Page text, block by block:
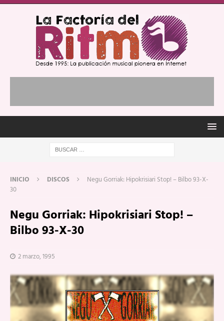
INICIO DISCOS
Negu Gorriak: Hipokrisiari Stop! – Bilbo 93-X-
30
Negu Gorriak: Hipokrisiari Stop! –
Bilbo 93-X-30
2 marzo, 1995